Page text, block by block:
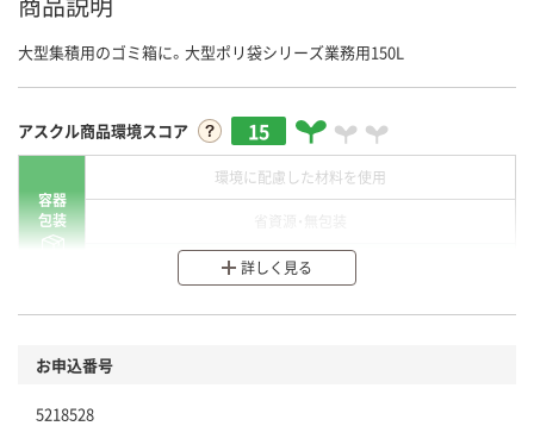
大型集積用のゴミ箱に。大型ポリ袋シリーズ業務用150L
アスクル商品環境スコア 15
容器
包装
環境に配慮した材料を使用
分別・リサイクルしやすい設計
本体
詳しく見る
お申込番号
5218528